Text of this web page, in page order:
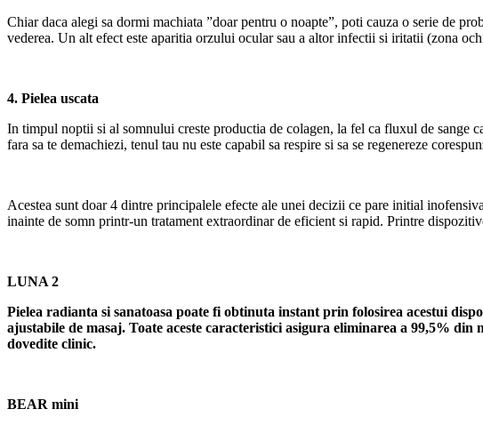
Chiar daca alegi sa dormi machiata ”doar pentru o noapte”, poti cauza o serie de
vederea. Un alt efect este aparitia orzului ocular sau a altor infectii si iritatii (zona
4. Pielea uscata
In timpul noptii si al somnului creste productia de colagen, la fel ca fluxul de sange
fara sa te demachiezi, tenul tau nu este capabil sa respire si sa se regenereze
Acestea sunt doar 4 dintre principalele efecte ale unei decizii ce pare initial
inainte de somn printr-un tratament extraordinar de eficient si rapid. Printre
LUNA 2
Pielea radianta si sanatoasa poate fi obtinuta instant prin folosirea acestui
ajustabile de masaj. Toate aceste caracteristici asigura eliminarea a 99,5%
dovedite clinic.
BEAR mini